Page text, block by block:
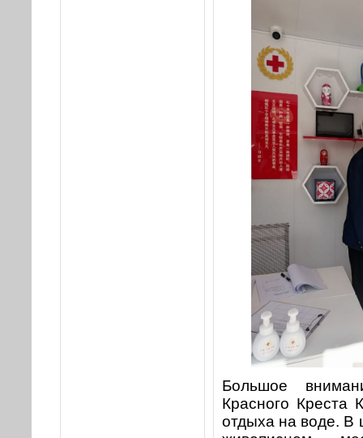
Большое
Красного Креста
отдыха на воде. В